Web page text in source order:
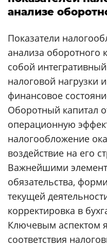
анализе
Показатели
анализа оборотного
собой
налоговой нагрузки
финансовое
Оборотный капитал
операционную
налогообложение
воздействие на его
Важнейшими
обязательства,
текущей
корректировка в
Ключевым аспектом
соответствия